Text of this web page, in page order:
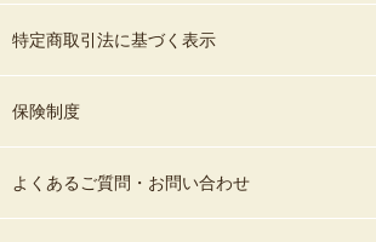
特定商取引法に基づく表示
保険制度
よくあるご質問・お問い合わせ